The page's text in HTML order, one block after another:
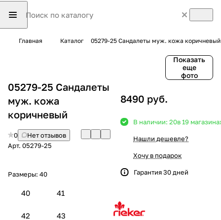
Главная Каталог 05279-25 Сандалеты муж. кожа коричневый
Показать
еще
фото
05279-25 Сандалеты
муж. кожа
коричневый
0
Нет отзывов
Арт. 05279-25
Размеры: 40
40 41
42 43
8490 руб.
В наличии: 20в 19
Нашли дешевле?
Хочу в подарок
Гарантия 30 дней